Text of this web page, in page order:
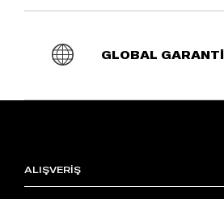
GLOBAL GARANTİ
ALIŞVERİŞ